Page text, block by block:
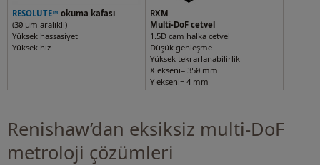
RESOLUTE™ okuma kafası
(30 µm aralıklı)
Yüksek hassasiyet
Yüksek hız
RXM
Multi-DoF cetvel
1.5D cam halka cetvel
Düşük genleşme
Yüksek tekrarlanabilirlik
X ekseni= 350 mm
Y ekseni= 4 mm
Renishaw’dan eksiksiz multi-DoF
metroloji çözümleri